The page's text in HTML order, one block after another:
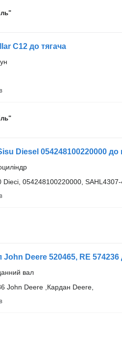
C12 до тягача
Diesel 054248100220000 до
Dieci, 054248100220000,
Deere 520465, RE 574236
вал
John Deere ,Кардан Deere,